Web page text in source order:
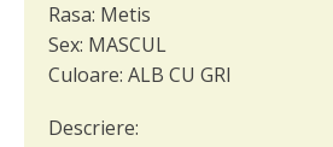
Rasa: Metis
Sex: MASCUL
Culoare: ALB CU GRI
Descriere: